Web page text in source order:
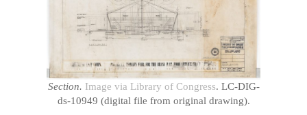
Section. Image via Library of Congress. LC-DIG-
ds-10949 (digital file from original drawing).